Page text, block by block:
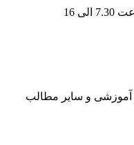
16
آموزشی و سایر مطالب